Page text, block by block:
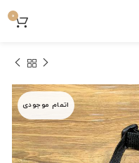
0
اتمام موجودی